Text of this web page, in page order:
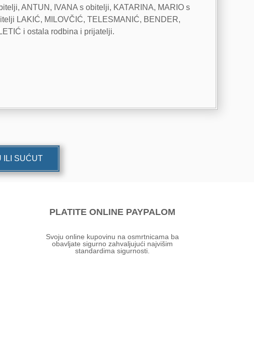
ANTUN, IVANA s obitelji, KATARINA, MARIO s
LAKIĆ, MILOVČIĆ, TELESMANIĆ, BENDER,
i ostala rodbina i prijatelji.
ILI SUĆUT
PLATITE ONLINE PAYPALOM
Svoju online kupovinu na osmrtnicama ba
obavljate sigurno zahvaljujući najvišim
standardima sigurnosti.